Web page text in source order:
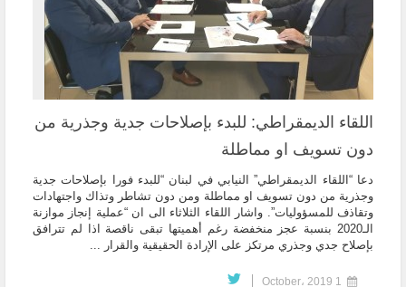
اللقاء الديمقراطي: للبدء بإصلاحات جدية وجذرية من
دون تسويف او مماطلة
دعا “اللقاء الديمقراطي” النيابي في لبنان “للبدء فورا بإصلاحات جدية
وجذرية من دون تسويف او مماطلة ومن دون تشاطر وتذاك واجتهادات
وتقاذف للمسؤوليات”. واشار اللقاء الثلاثاء الى ان “عملية إنجاز موازنة
الـ2020 بنسبة عجز منخفضة رغم أهميتها تبقى ناقصة اذا لم تترافق
بإصلاح جدي وجذري مرتكز على الإرادة الحقيقية والقرار ...